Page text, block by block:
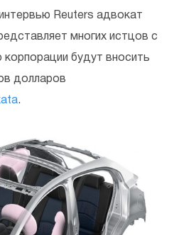
Reuters адвокат
многих истцов с
корпорации будут вносить
долларов
.